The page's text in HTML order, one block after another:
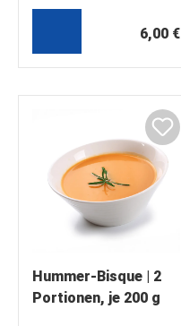
Tellerchen (5 Stück)
6,00 €
Hummer-Bisque | 2
Portionen, je 200 g